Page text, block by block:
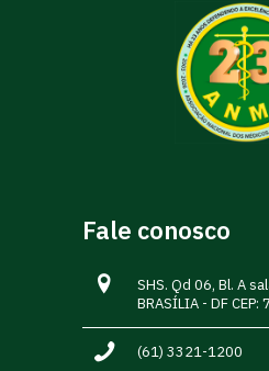
Fale conosco
SHS. Qd 06, Bl. A
BRASÍLIA - DF
(61) 3321-1200